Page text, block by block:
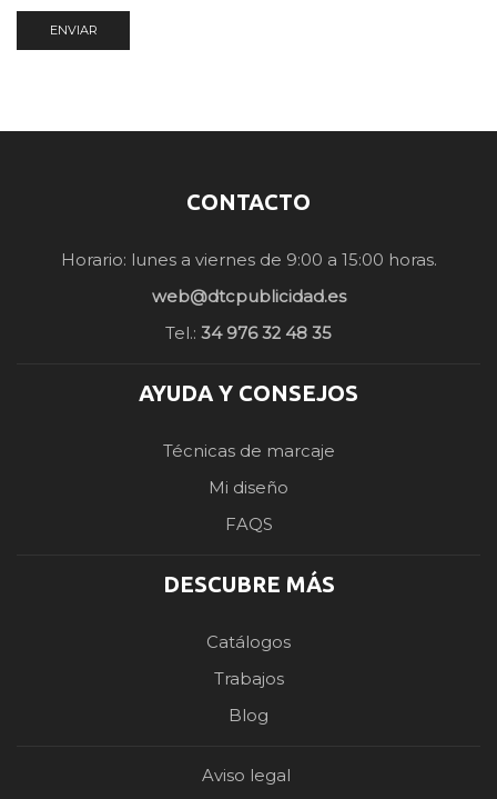
CONTACTO
Horario: lunes a viernes de 9:00 a 15:00 horas.
web@dtcpublicidad.es
Tel.: 34 976 32 48 35
AYUDA Y CONSEJOS
Técnicas de marcaje
Mi diseño
FAQS
DESCUBRE MÁS
Catálogos
Trabajos
Blog
Aviso legal